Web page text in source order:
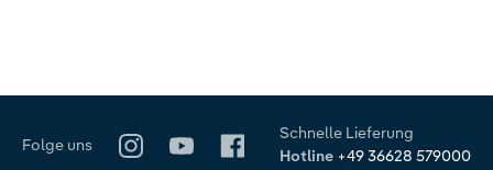
Folge uns
Schnelle Lieferung
Hotline +49 36628 579000